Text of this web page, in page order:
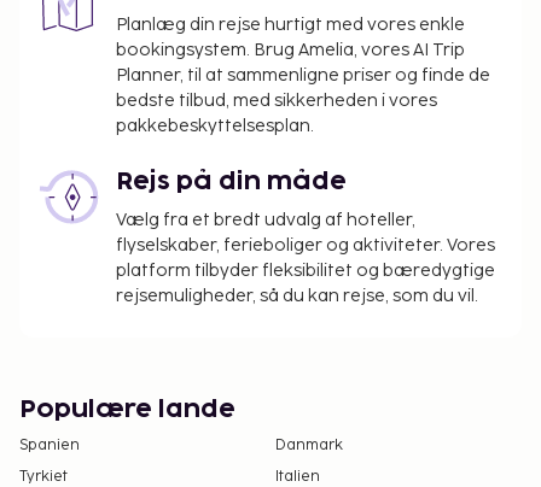
Som følge af nationale reguleringer kan der
ikke overføres mere end 1000 EUR i kontanter
på dette overnatningssted. Kontakt
overnatningsstedet via kontaktoplysningerne i
reservationsbekræftelsen for flere oplysninger.
Et obligatorisk gebyr for rengøring er
inkluderet i overnatningsstedets pris.
Planlæg din rejse hurtigt med vores enkle
bookingsystem. Brug Amelia, vores AI Trip
Planner, til at sammenligne priser og finde de
bedste tilbud, med sikkerheden i vores
pakkebeskyttelsesplan.
Rejs på din måde
Vælg fra et bredt udvalg af hoteller,
flyselskaber, ferieboliger og aktiviteter. Vores
platform tilbyder fleksibilitet og bæredygtige
rejsemuligheder, så du kan rejse, som du vil.
Populære lande
Spanien
Danmark
Tyrkiet
Italien